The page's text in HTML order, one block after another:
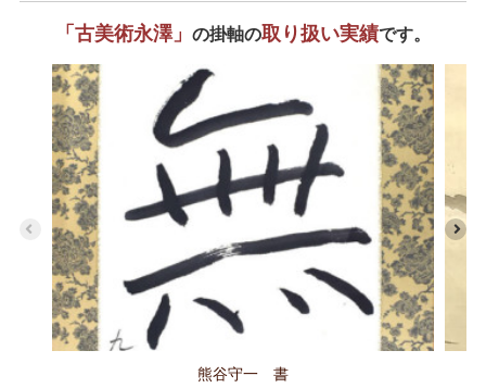
「古美術永澤」 の掛軸の取り扱い実績です。
熊谷守一 書